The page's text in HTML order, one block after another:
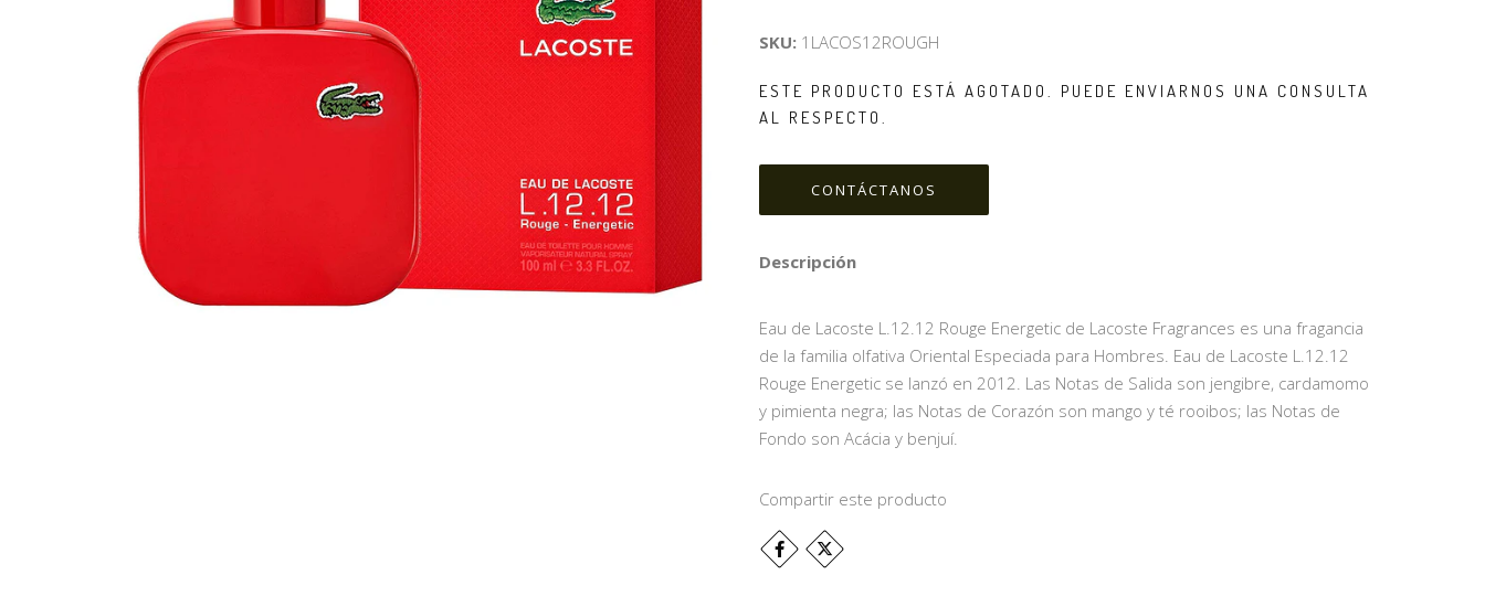
SKU: 1LACOS12ROUGH
ESTE PRODUCTO ESTÁ AGOTADO. PUEDE ENVIARNOS UNA CONSULTA
AL RESPECTO.
CONTÁCTANOS
Descripción
Eau de Lacoste L.12.12 Rouge Energetic de Lacoste Fragrances es una fragancia
de la familia olfativa Oriental Especiada para Hombres. Eau de Lacoste L.12.12
Rouge Energetic se lanzó en 2012. Las Notas de Salida son jengibre, cardamomo
y pimienta negra; las Notas de Corazón son mango y té rooibos; las Notas de
Fondo son Acácia y benjuí.
Compartir este producto